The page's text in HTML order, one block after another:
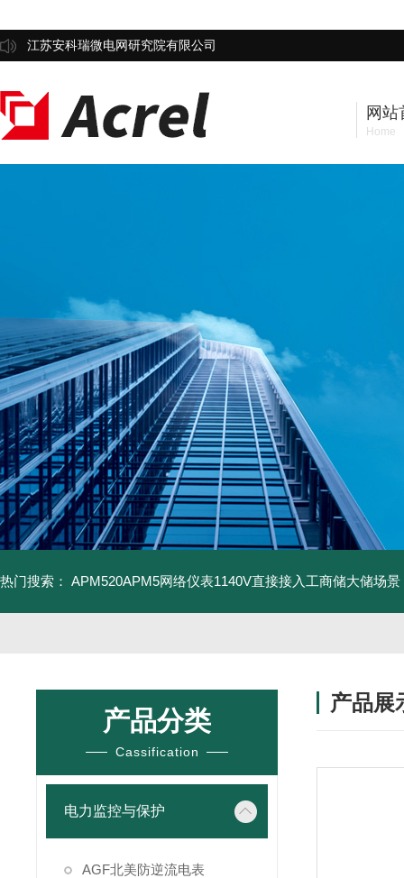
江苏安科瑞微电网研究院有限公司
网站
Home
热门搜索： APM520APM5网络仪表1140V直接接入工商储大储场景
产品分类
Cassification
电力监控与保护
AGF北美防逆流电表
产品展